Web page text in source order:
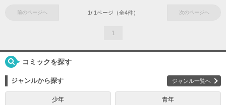
前のページへ 1/ 1ページ（全4件） 次のページへ
1
コミックを探す
ジャンルから探す ジャンル一覧へ
少年 青年